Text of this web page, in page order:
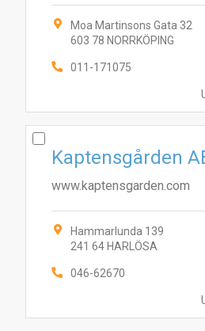
Moa Martinsons Gata 32
603 78 NORRKÖPING
011-171075
Kaptensgården
www.kaptensgarden.com
Hammarlunda 139
241 64 HARLÖSA
046-62670